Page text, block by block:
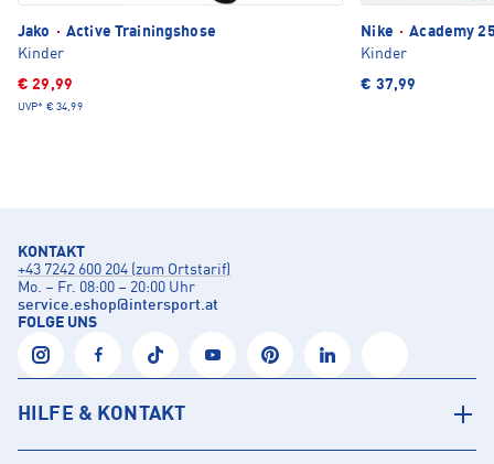
Jako · Active Trainingshose
Kinder
€ 29,99
UVP* € 34,99
Nike · Academy
Kinder
€ 37,99
KONTAKT
+43 7242 600 204 (zum Ortstarif)
Mo. – Fr. 08:00 – 20:00 Uhr
service.eshop@intersport.at
FOLGE UNS
HILFE & KONTAKT